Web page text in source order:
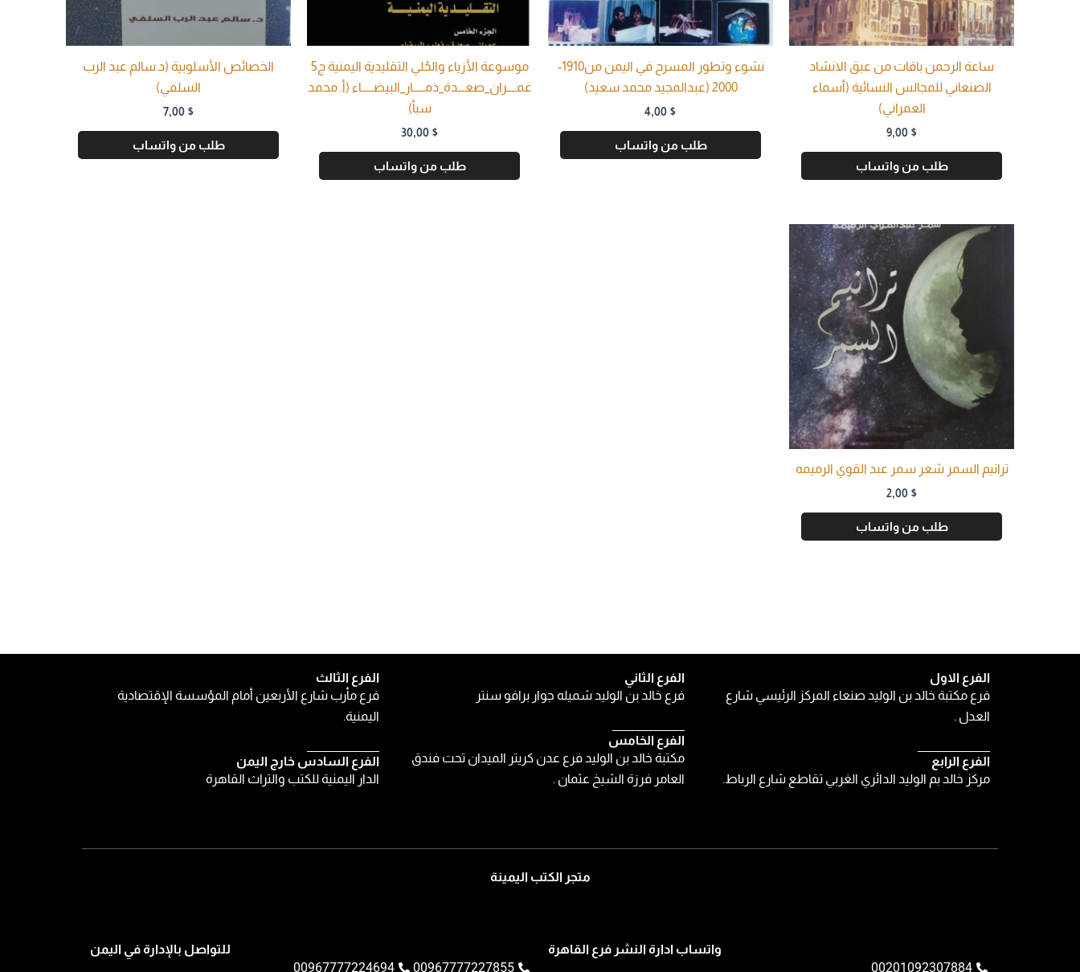
ساعة الرحمن باقات من عبق الانشاد
الصنعاني للمجالس النسائية (أسماء
العمراني)
9,00 $
طلب من واتساب
نشوء وتطور المسرح في اليمن من1910-
2000 (عبدالمجيد محمد سعيد)
4,00 $
طلب من واتساب
موسوعة الأزياء والحُلي التقليدية اليمنية ج5
عمــــران_صعـــدة_ذمـــــار_البيضـــــاء (أ. محمد
سبأ)
30,00 $
طلب من واتساب
الخصائص الأسلوبية (د.سالم عبد الرب
السلفي)
7,00 $
طلب من واتساب
ترانيم السمر شعر سمر عبد القوي الرميمه
2,00 $
طلب من واتساب
الفرع الثالث
فرع مأرب شارع الأربعين أمام المؤسسة الإقتصادية
اليمنية.
الفرع السادس خارج اليمن
الدار اليمنية للكتب والتراث القاهرة
الفرع الثاني
فرع خالد بن الوليد شميله جوار برافو سنتر
الفرع الخامس
مكتبة خالد بن الوليد فرع عدن كريتر الميدان تحت فندق
العامر فرزة الشيخ عثمان .
الفرع الاول
فرع مكتبة خالد بن الوليد صنعاء المركز الرئيسي شارع
العدل .
الفرع الرابع
مركز خالد بم الوليد الدائري الغربي تقاطع شارع الرباط.
متجر الكتب اليمينة
واتساب ادارة النشر فرع القاهرة
00201092307884
للتواصل بالإدارة في اليمن
00967777227855
00967777224694